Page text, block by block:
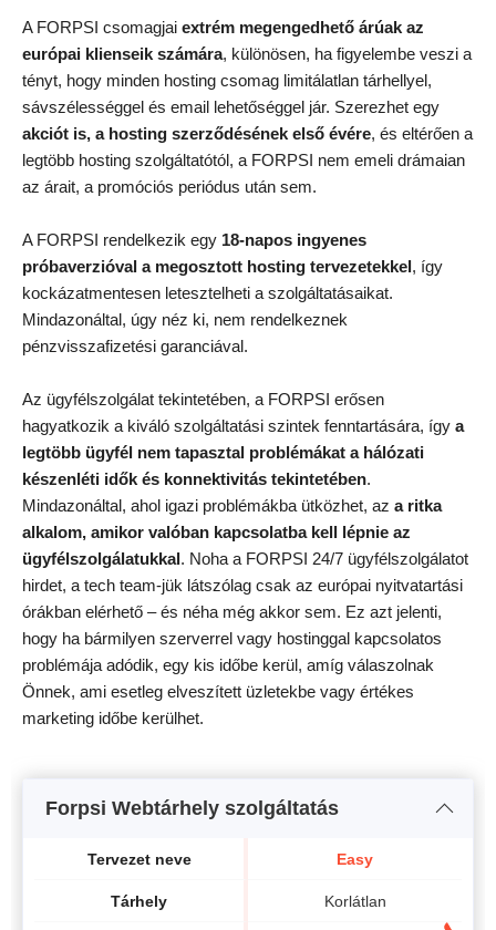
A FORPSI csomagjai extrém megengedhető árúak az
európai klienseik számára, különösen, ha figyelembe veszi a
tényt, hogy minden hosting csomag limitálatlan tárhellyel,
sávszélességgel és email lehetőséggel jár. Szerezhet egy
akciót is, a hosting szerződésének első évére, és eltérően a
legtöbb hosting szolgáltatótól, a FORPSI nem emeli drámaian
az árait, a promóciós periódus után sem.
A FORPSI rendelkezik egy 18-napos ingyenes
próbaverzióval a megosztott hosting tervezetekkel, így
kockázatmentesen letesztelheti a szolgáltatásaikat.
Mindazonáltal, úgy néz ki, nem rendelkeznek
pénzvisszafizetési garanciával.
Az ügyfélszolgálat tekintetében, a FORPSI erősen
hagyatkozik a kiváló szolgáltatási szintek fenntartására, így a
legtöbb ügyfél nem tapasztal problémákat a hálózati
készenléti idők és konnektivitás tekintetében.
Mindazonáltal, ahol igazi problémákba ütközhet, az a ritka
alkalom, amikor valóban kapcsolatba kell lépnie az
ügyfélszolgálatukkal. Noha a FORPSI 24/7 ügyfélszolgálatot
hirdet, a tech team-jük látszólag csak az európai nyitvatartási
órákban elérhető – és néha még akkor sem. Ez azt jelenti,
hogy ha bármilyen szerverrel vagy hostinggal kapcsolatos
problémája adódik, egy kis időbe kerül, amíg válaszolnak
Önnek, ami esetleg elveszített üzletekbe vagy értékes
marketing időbe kerülhet.
Forpsi Webtárhely szolgáltatás
Tervezet neve
Tárhely
Easy
Korlátlan